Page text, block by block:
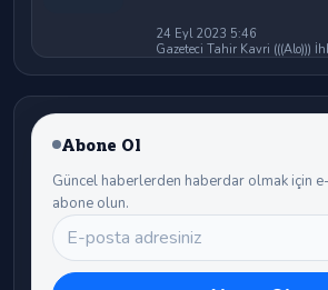
24 Eyl 2023 5:46
Gazeteci Tahir Kavri (((Alo)))
Abone Ol
Güncel haberlerden haberdar olmak için
abone olun.